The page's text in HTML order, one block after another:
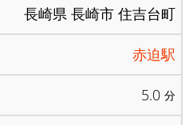
長崎県 長崎市 住吉台町
赤迫駅
5.0 分